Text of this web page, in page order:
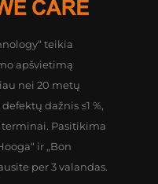
teikia
apšvietimą
nei 20 metų
dažnis ≤1 %,
Pasitikima
ir „Bon
per 3 valandas.